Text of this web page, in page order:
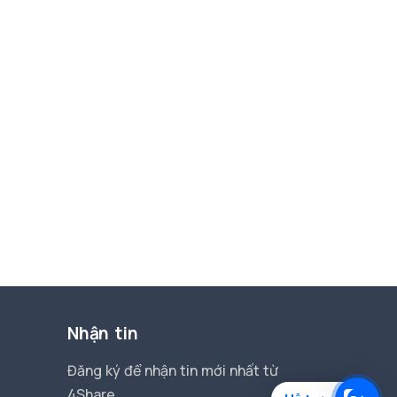
Nhận tin
Đăng ký để nhận tin mới nhất từ